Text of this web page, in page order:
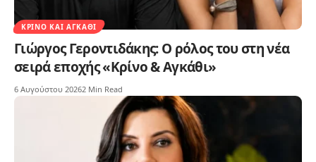
ΚΡΊΝΟ ΚΑΙ ΑΓΚΆΘΙ
Γιώργος Γεροντιδάκης: Ο ρόλος του στη νέα
σειρά εποχής «Κρίνο & Αγκάθι»
6 Αυγούστου 20262 Min Read